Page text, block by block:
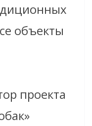
объекты
проекта